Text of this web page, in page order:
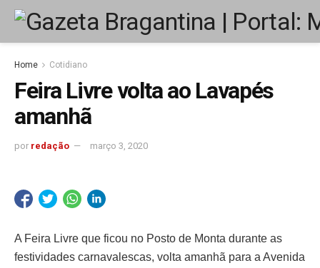
Home Cotidiano
Feira Livre volta ao Lavapés
amanhã
por redação março 3, 2020
A Feira Livre que ficou no Posto de Monta durante as
festividades carnavalescas, volta amanhã para a Avenida